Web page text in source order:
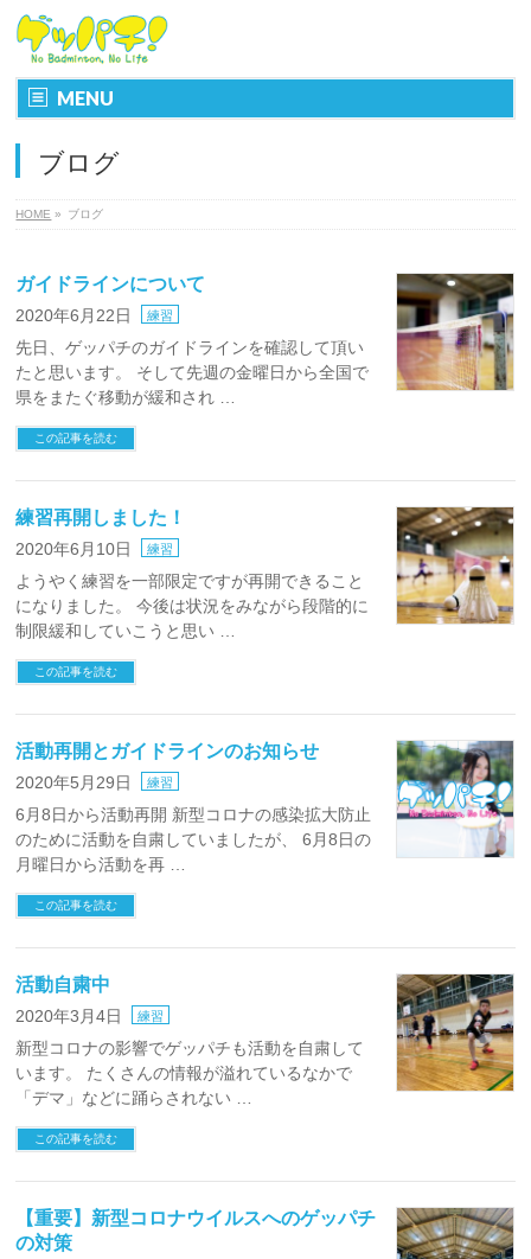
MENU
ブログ
HOME » ブログ
ガイドラインについて
2020年6月22日 練習
先日、ゲッパチのガイドラインを確認して頂い
たと思います。 そして先週の金曜日から全国で
県をまたぐ移動が緩和され …
この記事を読む
練習再開しました！
2020年6月10日 練習
ようやく練習を一部限定ですが再開できること
になりました。 今後は状況をみながら段階的に
制限緩和していこうと思い …
この記事を読む
活動再開とガイドラインのお知らせ
2020年5月29日 練習
6月8日から活動再開 新型コロナの感染拡大防止
のために活動を自粛していましたが、 6月8日の
月曜日から活動を再 …
この記事を読む
活動自粛中
2020年3月4日 練習
新型コロナの影響でゲッパチも活動を自粛して
います。 たくさんの情報が溢れているなかで
「デマ」などに踊らされない …
この記事を読む
【重要】新型コロナウイルスへのゲッパチ
の対策